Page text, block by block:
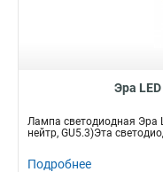
Эра
Лампа светодиодная Эра
нейтр, GU5.3)Эта
Подробнее